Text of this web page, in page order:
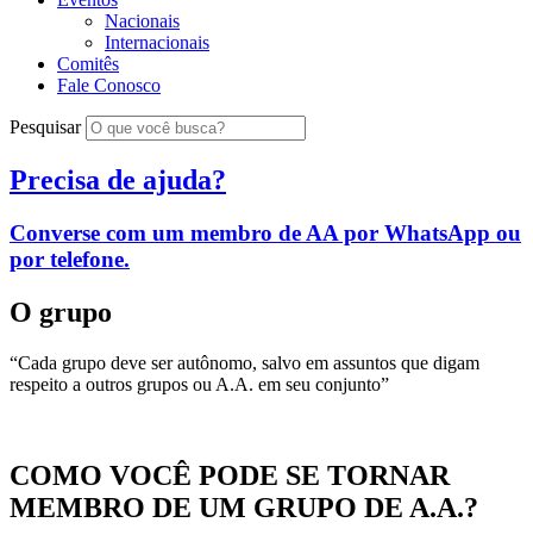
Nacionais
Internacionais
Comitês
Fale Conosco
Pesquisar
Precisa de ajuda?
Converse com um membro de AA por WhatsApp ou
por telefone.
O grupo
“Cada grupo deve ser autônomo, salvo em assuntos que digam
respeito a outros grupos ou A.A. em seu conjunto”
COMO VOCÊ PODE SE TORNAR
MEMBRO DE UM GRUPO DE A.A.?